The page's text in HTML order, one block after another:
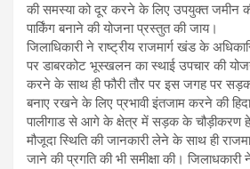
की समस्या को दूर करने के लिए उपयुक्त जमीन
पार्किंग बनाने की योजना प्रस्तुत की जाय।
जिलाधिकारी ने राष्ट्रीय राजमार्ग खंड के
पर डाबरकोट भूस्खलन का स्थाई उपचार की
करने के साथ ही फौरी तौर पर इस जगह पर
बनाए रखने के लिए प्रभावी इंतजाम करने की
पालीगाड से आगे के क्षेत्र में सड़क के चौड़ीकरण हेतु
मौजूदा स्थिति की जानकारी लेने के साथ ही
जाने की प्रगति की भी समीक्षा की।